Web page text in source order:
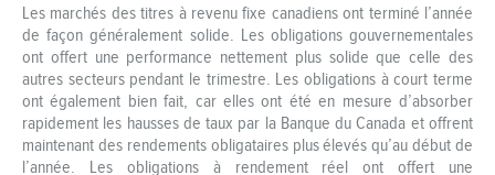
Les marchés des titres à revenu fixe canadiens ont terminé l’année
de façon généralement solide. Les obligations gouvernementales
ont offert une performance nettement plus solide que celle des
autres secteurs pendant le trimestre. Les obligations à court terme
ont également bien fait, car elles ont été en mesure d’absorber
rapidement les hausses de taux par la Banque du Canada et offrent
maintenant des rendements obligataires plus élevés qu’au début de
l’année. Les obligations à rendement réel ont offert une